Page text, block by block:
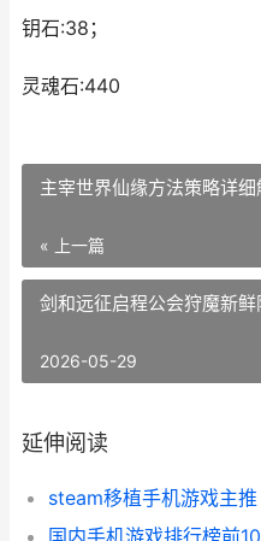
钥石:38；
灵魂石:440
主宰世界仙缘方法策略详
« 上一篇
剑和远征启程公会狩魔新
2026-05-29
延伸阅读
steam移植手机游戏主